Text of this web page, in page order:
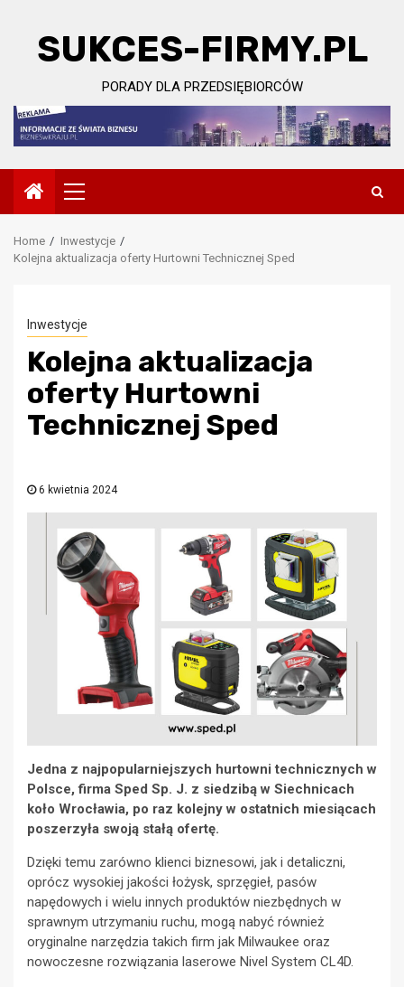
contentSUKCES-FIRMY.PL
PORADY DLA PRZEDSIĘBIORCÓW
Primary
Menu
Home
Inwestycje
Kolejna aktualizacja oferty Hurtowni Technicznej Sped
Inwestycje
Kolejna aktualizacja
oferty Hurtowni
Technicznej Sped
6 kwietnia 2024
Jedna z najpopularniejszych hurtowni technicznych w
Polsce, firma Sped Sp. J. z siedzibą w Siechnicach
koło Wrocławia, po raz kolejny w ostatnich miesiącach
poszerzyła swoją stałą ofertę.
Dzięki temu zarówno klienci biznesowi, jak i detaliczni,
oprócz wysokiej jakości łożysk, sprzęgieł, pasów
napędowych i wielu innych produktów niezbędnych w
sprawnym utrzymaniu ruchu, mogą nabyć również
oryginalne narzędzia takich firm jak Milwaukee oraz
nowoczesne rozwiązania laserowe Nivel System CL4D.